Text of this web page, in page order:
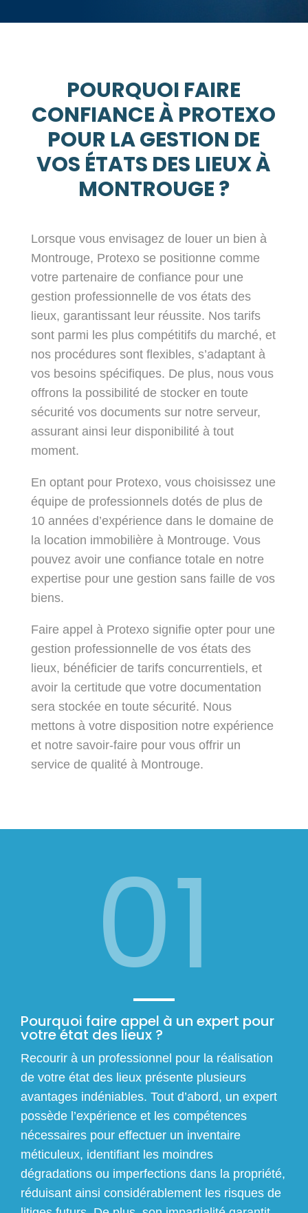
POURQUOI FAIRE
CONFIANCE À PROTEXO
POUR LA GESTION DE
VOS ÉTATS DES LIEUX À
MONTROUGE ?
Lorsque vous envisagez de louer un bien à
Montrouge, Protexo se positionne comme
votre partenaire de confiance pour une
gestion professionnelle de vos états des
lieux, garantissant leur réussite. Nos tarifs
sont parmi les plus compétitifs du marché, et
nos procédures sont flexibles, s’adaptant à
vos besoins spécifiques. De plus, nous vous
offrons la possibilité de stocker en toute
sécurité vos documents sur notre serveur,
assurant ainsi leur disponibilité à tout
moment.
En optant pour Protexo, vous choisissez une
équipe de professionnels dotés de plus de
10 années d’expérience dans le domaine de
la location immobilière à Montrouge. Vous
pouvez avoir une confiance totale en notre
expertise pour une gestion sans faille de vos
biens.
Faire appel à Protexo signifie opter pour une
gestion professionnelle de vos états des
lieux, bénéficier de tarifs concurrentiels, et
avoir la certitude que votre documentation
sera stockée en toute sécurité. Nous
mettons à votre disposition notre expérience
et notre savoir-faire pour vous offrir un
service de qualité à Montrouge.
01
Pourquoi faire appel à un expert pour
votre état des lieux ?
Recourir à un professionnel pour la réalisation
de votre état des lieux présente plusieurs
avantages indéniables. Tout d’abord, un expert
possède l’expérience et les compétences
nécessaires pour effectuer un inventaire
méticuleux, identifiant les moindres
dégradations ou imperfections dans la propriété,
réduisant ainsi considérablement les risques de